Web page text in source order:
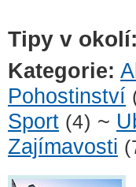
Tipy v okolí:
Kategorie:
Pohostinství
Sport (4) ~
Zajímavosti